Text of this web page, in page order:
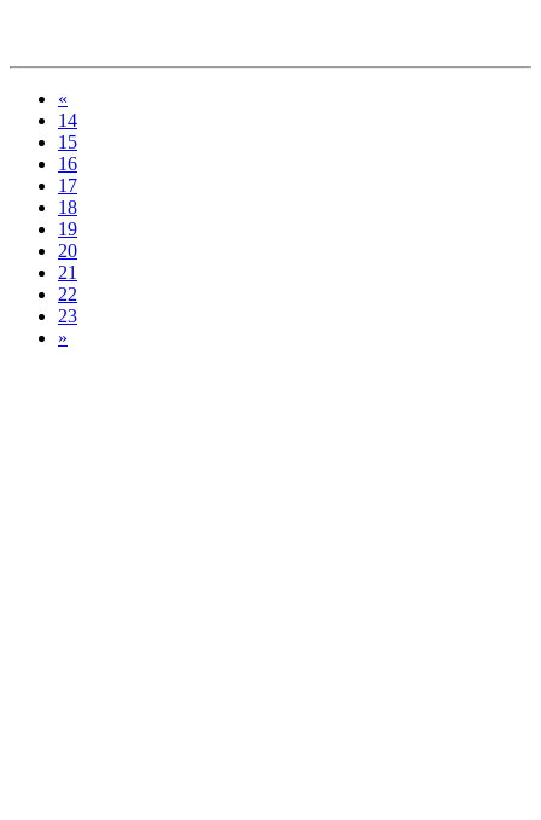
«
14
15
16
17
18
19
20
21
22
23
»